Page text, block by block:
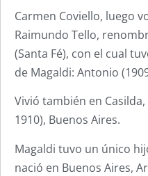
Carmen Coviello, luego
Raimundo Tello,
(Santa Fé), con el cual
de Magaldi: Antonio
Vivió también en
1910), Buenos Aires.
Magaldi tuvo un único
nació en Buenos Aires,